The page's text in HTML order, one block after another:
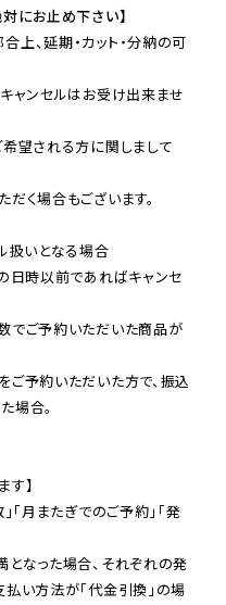
にお止め下さい】
、延期・カット・分納の可
ャンセルはお受け出来ませ
望される方に関しまして
く場合もございます。
扱いとなる場合
日時以前であればキャンセ
でご予約いただいた商品が
ご予約いただいた方で、振込
場合。
す】
「月またぎでのご予約」「発
なった場合、それぞれの発
い方法が「代金引換」の場